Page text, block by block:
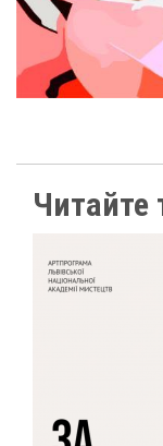
Читайте